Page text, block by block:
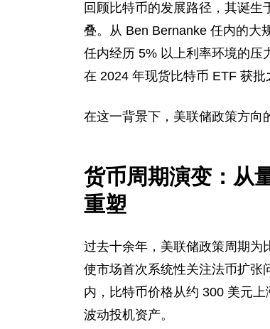
回顾比特币的发展路径，其诞
叠。从 Ben Bernanke 任内的大
任内经历 5% 以上利率环境的压
在 2024 年现货比特币 ETF 获批
在这一背景下，美联储政策方向
货币周期演变：从
重塑
过去十余年，美联储政策周期为
使市场首次系统性关注法币扩张
内，比特币价格从约 300 美元
波动投机资产。